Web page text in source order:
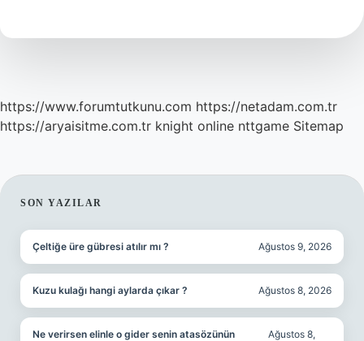
Dikkat
https://www.forumtutkunu.com https://netadam.com.tr
https://aryaisitme.com.tr knight online nttgame Sitemap
SIDEBAR
SON YAZILAR
Çeltiğe üre gübresi atılır mı ? Ağustos 9, 2026
Kuzu kulağı hangi aylarda çıkar ? Ağustos 8, 2026
Ne verirsen elinle o gider senin atasözünün
Ağustos 8,